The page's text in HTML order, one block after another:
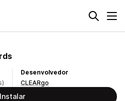
Desenvolvedor
CLEARgo
Instalar